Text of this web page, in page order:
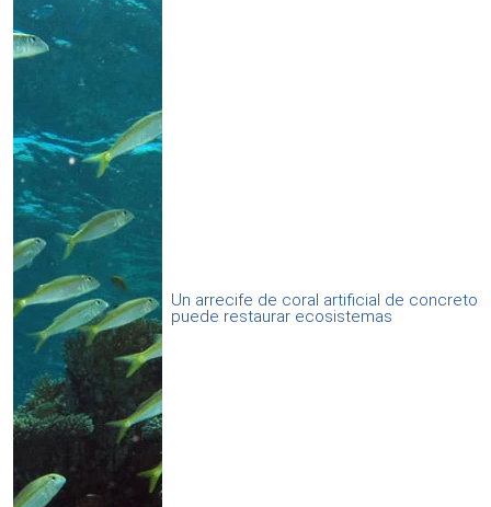
Un arrecife de coral artificial de concreto
puede restaurar ecosistemas